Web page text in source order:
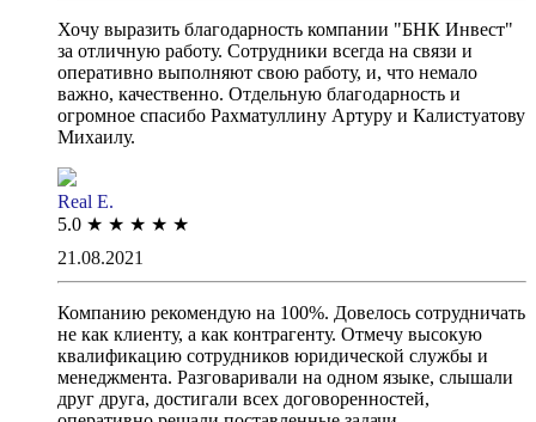
Хочу выразить благодарность компании "БНК Инвест"
за отличную работу. Сотрудники всегда на связи и
оперативно выполняют свою работу, и, что немало
важно, качественно. Отдельную благодарность и
огромное спасибо Рахматуллину Артуру и Калистуатову
Михаилу.
Real E.
5.0 ★ ★ ★ ★ ★
21.08.2021
Компанию рекомендую на 100%. Довелось сотрудничать
не как клиенту, а как контрагенту. Отмечу высокую
квалификацию сотрудников юридической службы и
менеджмента. Разговаривали на одном языке, слышали
друг друга, достигали всех договоренностей,